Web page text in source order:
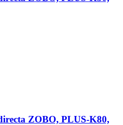
ZOBO, PLUS-K80,